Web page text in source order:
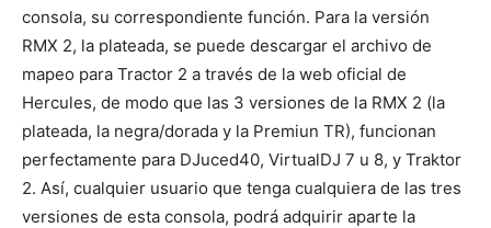
consola, su correspondiente función. Para la versión
RMX 2, la plateada, se puede descargar el archivo de
mapeo para Tractor 2 a través de la web oficial de
Hercules, de modo que las 3 versiones de la RMX 2 (la
plateada, la negra/dorada y la Premiun TR), funcionan
perfectamente para DJuced40, VirtualDJ 7 u 8, y Traktor
2. Así, cualquier usuario que tenga cualquiera de las tres
versiones de esta consola, podrá adquirir aparte la